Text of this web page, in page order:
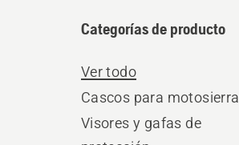
Categorías de producto
Ver todo
Cascos para motosierra
Visores y gafas de